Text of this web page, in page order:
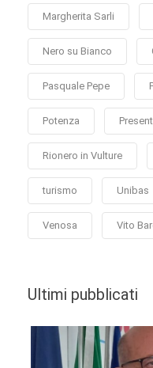
Margherita Sarli
Nero su Bianco
Pasquale Pepe
Potenza
Rionero in Vulture
turismo Unibas
Venosa Vito
Ultimi pubblicati